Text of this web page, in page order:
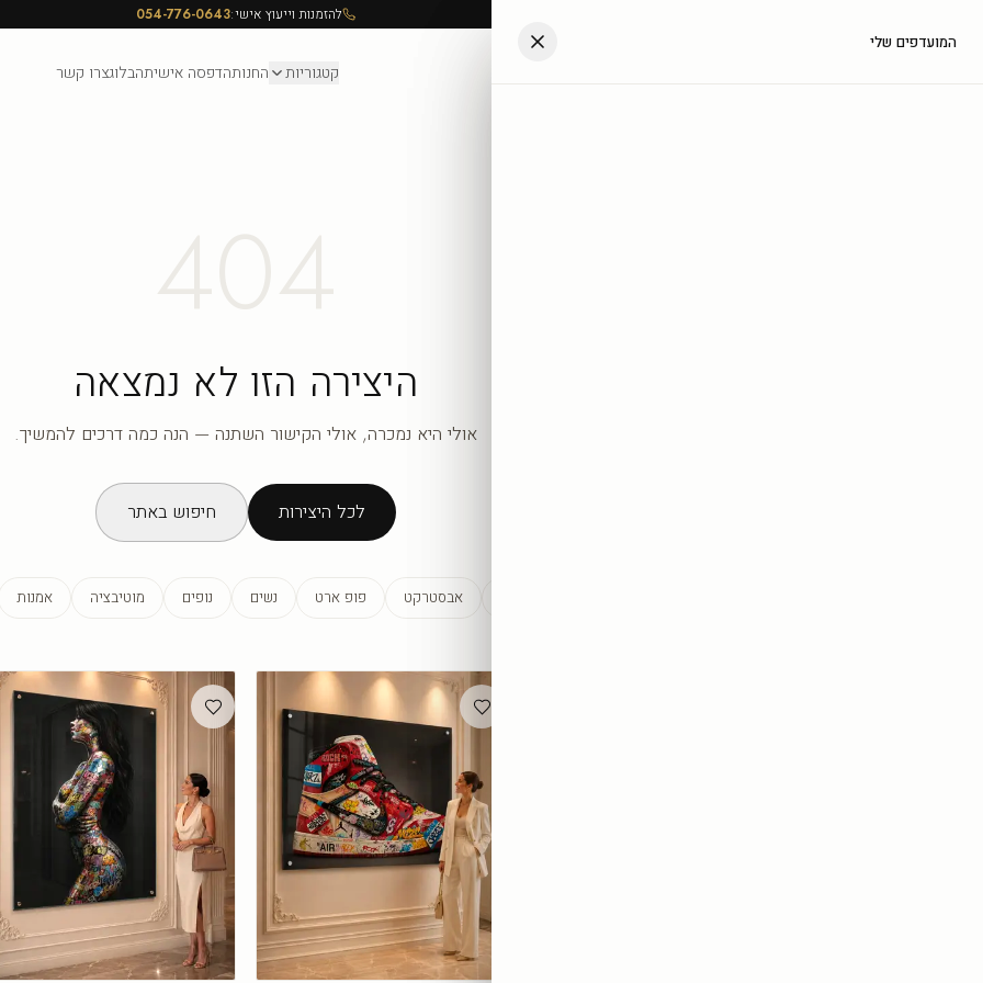
להזמנות וייעוץ אישי:054-776-0643
קטגוריות החנותהדפסה אישיתהבלוגצרו קשר
היצירה הזו לא נמצאה
אולי היא נמכרה, אולי הקישור השתנה — הנה כמה דרכים להמשיך.
לכל היצירות חיפוש באתר
אבסטרקט פופ ארט נשים נופים מוטיבציה אמנות
העגלה שלך
המועדפים שלי